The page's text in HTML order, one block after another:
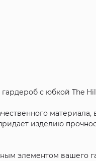
с юбкой The
изделию
элементом